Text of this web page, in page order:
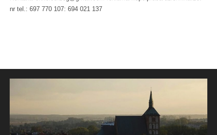
nr tel.: 697 770 107: 694 021 137